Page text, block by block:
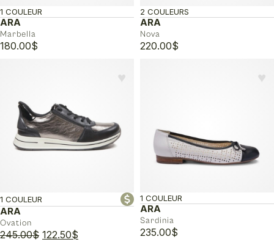
ARA
Marbella
1 COULEUR
180.00$
ARA
Nova
2 COULEURS
220.00$
♥︎
ARA
Ovation
1 COULEUR
245.00$ Le
122.50$
♥︎
ARA
Sardinia
1 COULEUR
235.00$